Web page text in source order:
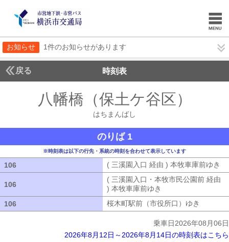
お知らせ 1件のお知らせがあります
戻る 時刻表
八幡橋（保土ケ谷区）
はちまんばし
のりば 1
※時刻表は以下の行先・系統の時刻を合わせて表示しています
106 ( 三溪園入口 経由 ) 本牧車庫前ゆき
106
( 三溪園入口・本牧市民公園前 経由
) 本牧車庫前ゆき
106
桜木町駅前（市役所口）ゆき
乗車日2026年08月06日
2026年8月12日～2026年8月14日の時刻表はこちら